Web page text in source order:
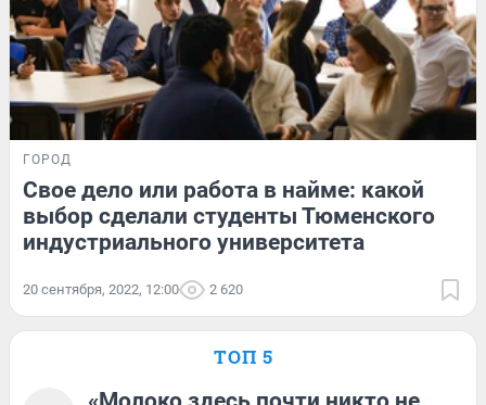
ГОРОД
Свое дело или работа в найме: какой
выбор сделали студенты Тюменского
индустриального университета
20 сентября, 2022, 12:00 2 620
ТОП 5